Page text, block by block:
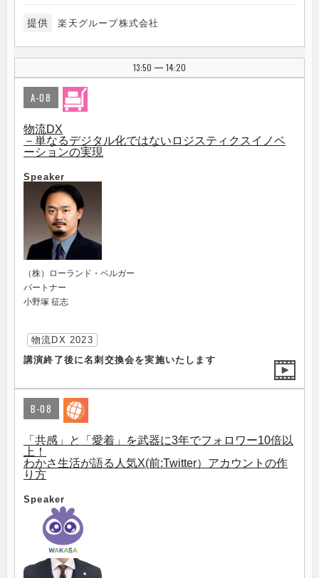
提供 楽天グループ株式会社
13:50 | 14:20
A-08
物流DX
－単なるデジタル化ではないロジスティクスイノベ
ーションの実現
Speaker
（株）ローランド・ベルガー
パートナー
小野塚 征志
物流DX 2023
講演終了後に名刺交換会を実施いたします
B-08
「共感」と「愛着」を武器に3年でフォロワー10倍以
上！
わかさ生活が語る人気X(前:Twitter）アカウントの作
り方
Speaker